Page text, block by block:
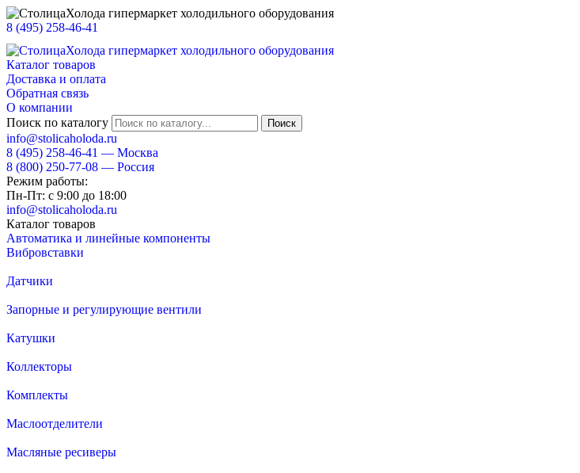
8 (495) 258-46-41
Каталог товаров
Доставка и оплата
Обратная связь
О компании
Поиск по каталогу
info@stolicaholoda.ru
8 (495) 258-46-41 — Москва
8 (800) 250-77-08 — Россия
Режим работы:
Пн-Пт: с 9:00 до 18:00
info@stolicaholoda.ru
Каталог товаров
Автоматика и линейные компоненты
Вибровставки
Датчики
Запорные и регулирующие вентили
Катушки
Коллекторы
Комплекты
Маслоотделители
Масляные ресиверы